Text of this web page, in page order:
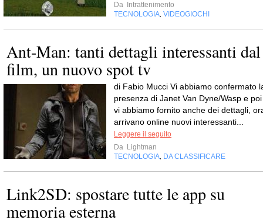
Da
Intrattenimento
TECNOLOGIA VIDEOGIOCHI
Ant-Man: tanti dettagli interessanti dal
film, un nuovo spot tv
di Fabio Mucci Vi abbiamo confermato
presenza di Janet Van Dyne/Wasp e poi
vi abbiamo fornito anche dei dettagli,
arrivano online nuovi interessanti...
Leggere il seguito
Da Lightman
TECNOLOGIA DA CLASSIFICARE
Link2SD: spostare tutte le app su
memoria esterna